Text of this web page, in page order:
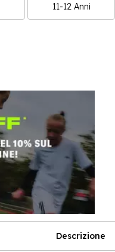
11-12 Anni
Descrizione